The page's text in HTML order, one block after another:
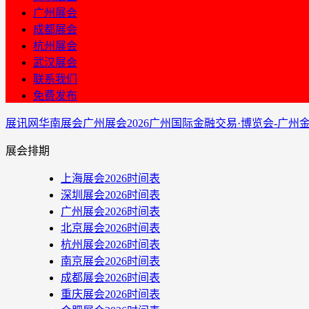
广州展会
成都展会
杭州展会
武汉展会
联系我们
免费发布
展讯网华南展会广州展会2026广州国际金融交易·博览会-广州
展会排期
上海展会2026时间表
深圳展会2026时间表
广州展会2026时间表
北京展会2026时间表
杭州展会2026时间表
南京展会2026时间表
成都展会2026时间表
重庆展会2026时间表